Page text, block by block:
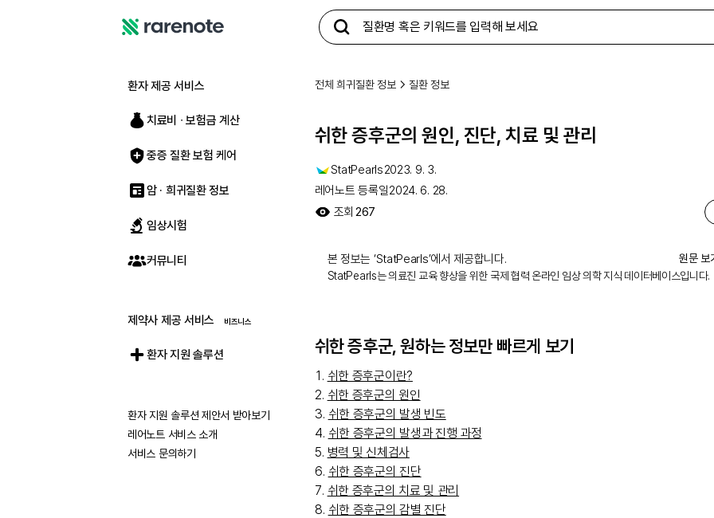
트
환자 제공 서비스
치료비 ∙ 보험금 계산
중증 질환 보험 케어
암 · 희귀질환 정보
임상시험
커뮤니티
제약사 제공 서비스
환자 지원 솔루션
환자 지원 솔루션 제안서 받아보기
레어노트 서비스 소개
서비스 문의하기
전체 희귀질환 정보 질환 정보
쉬한 증후군의 원인, 진단, 치료 및 관리
StatPearls2023. 9. 3.
레어노트 등록일2024. 6. 28.
조회 267
본 정보는 ‘StatPearls’에서 제공합니다.
원문 보
StatPearls는 의료진 교육 향상을 위한 국제 협력 온라인 임상 의학 지식 데이터베이스입니다.
쉬한 증후군, 원하는 정보만 빠르게 보기
쉬한 증후군이란?
쉬한 증후군의 원인
쉬한 증후군의 발생 빈도
쉬한 증후군의 발생과 진행 과정
병력 및 신체검사
쉬한 증후군의 진단
쉬한 증후군의 치료 및 관리
쉬한 증후군의 감별 진단